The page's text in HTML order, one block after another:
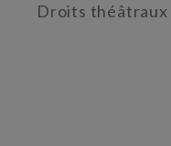
Droits théâtraux